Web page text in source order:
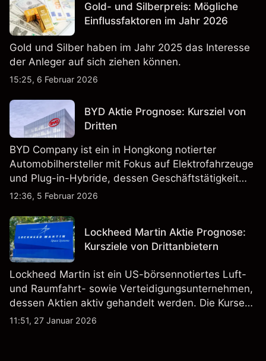
Gold- und Silberpreis: Mögliche
Einflussfaktoren im Jahr 2026
Gold und Silber haben im Jahr 2025 das Interesse
der Anleger auf sich ziehen können.
15:25, 6 Februar 2026
BYD Aktie Prognose: Kursziel von
Dritten
BYD Company ist ein in Hongkong notierter
Automobilhersteller mit Fokus auf Elektrofahrzeuge
und Plug-in-Hybride, dessen Geschäftstätigkeit
Fahrzeugproduktion, Batterien und verwandte
Märkten umfasst.
12:36, 5 Februar 2026
Lockheed Martin Aktie Prognose:
Kursziele von Drittanbietern
Lockheed Martin ist ein US-börsennotiertes Luft-
und Raumfahrt- sowie Verteidigungsunternehmen,
dessen Aktien aktiv gehandelt werden. Die Kurse
werden von Unternehmensergebnissen,
11:51, 27 Januar 2026